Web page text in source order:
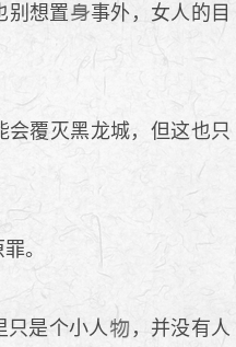
别想置
事外，女人的目
覆灭黑龙城，但这也只
。
是个小人
，并没有人